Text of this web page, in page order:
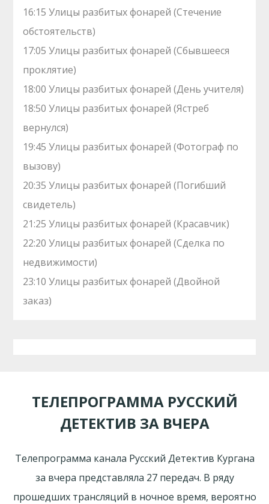
16:15 Улицы разбитых фонарей (Стечение
обстоятельств)
17:05 Улицы разбитых фонарей (Сбывшееся
проклятие)
18:00 Улицы разбитых фонарей (День учителя)
18:50 Улицы разбитых фонарей (Ястреб
вернулся)
19:45 Улицы разбитых фонарей (Фотограф по
вызову)
20:35 Улицы разбитых фонарей (Погибший
свидетель)
21:25 Улицы разбитых фонарей (Красавчик)
22:20 Улицы разбитых фонарей (Сделка по
недвижимости)
23:10 Улицы разбитых фонарей (Двойной
заказ)
ТЕЛЕПРОГРАММА РУССКИЙ
ДЕТЕКТИВ ЗА ВЧЕРА
Телепрограмма канала Русский Детектив Кургана
за вчера представляла 27 передач. В ряду
прошедших трансляций в ночное время, вероятно